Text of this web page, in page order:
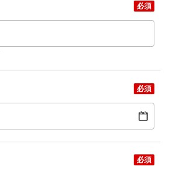
必須
必須
必須